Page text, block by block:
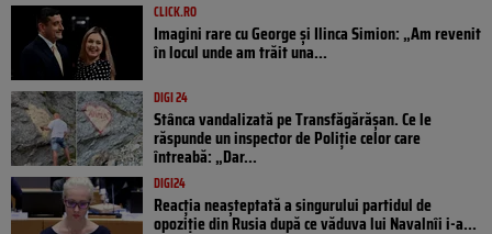
CLICK.RO
Imagini rare cu George și Ilinca Simion: „Am revenit
în locul unde am trăit una...
DIGI 24
Stânca vandalizată pe Transfăgărășan. Ce le
răspunde un inspector de Poliție celor care
întreabă: „Dar...
DIGI24
Reacția neașteptată a singurului partidul de
opoziţie din Rusia după ce văduva lui Navalnîi i-a...